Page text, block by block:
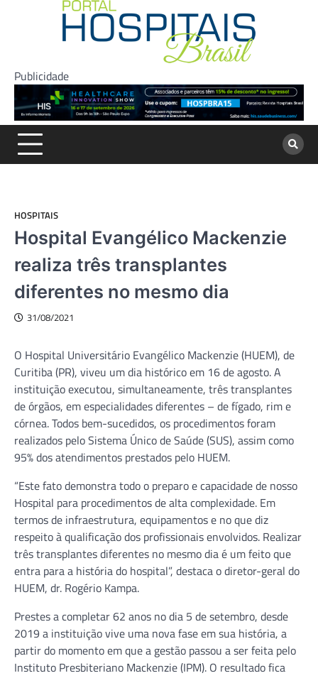
Publicidade
HOSPITAIS
Hospital Evangélico Mackenzie
realiza três transplantes
diferentes no mesmo dia
31/08/2021
O Hospital Universitário Evangélico Mackenzie (HUEM), de
Curitiba (PR), viveu um dia histórico em 16 de agosto. A
instituição executou, simultaneamente, três transplantes
de órgãos, em especialidades diferentes – de fígado, rim e
córnea. Todos bem-sucedidos, os procedimentos foram
realizados pelo Sistema Único de Saúde (SUS), assim como
95% dos atendimentos prestados pelo HUEM.
“Este fato demonstra todo o preparo e capacidade de nosso
Hospital para procedimentos de alta complexidade. Em
termos de infraestrutura, equipamentos e no que diz
respeito à qualificação dos profissionais envolvidos. Realizar
três transplantes diferentes no mesmo dia é um feito que
entra para a história do hospital”, destaca o diretor-geral do
HUEM, dr. Rogério Kampa.
Prestes a completar 62 anos no dia 5 de setembro, desde
2019 a instituição vive uma nova fase em sua história, a
partir do momento em que a gestão passou a ser feita pelo
Instituto Presbiteriano Mackenzie (IPM). O resultado fica